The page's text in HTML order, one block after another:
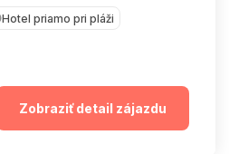
Hotel priamo pri pláži
Zobraziť detail zájazdu